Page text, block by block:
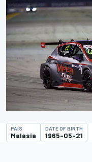
PAÍS
Malasia
DATE OF BIRTH
1965-05-21